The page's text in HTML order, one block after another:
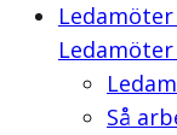
Så